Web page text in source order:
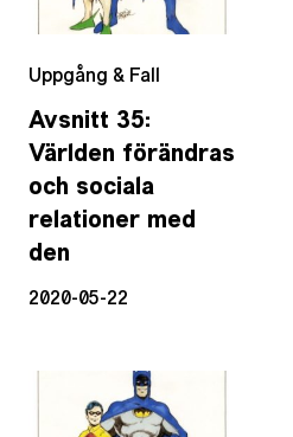
Uppgång & Fall
Avsnitt 35:
Världen förändras
och sociala
relationer med
den
2020-05-22